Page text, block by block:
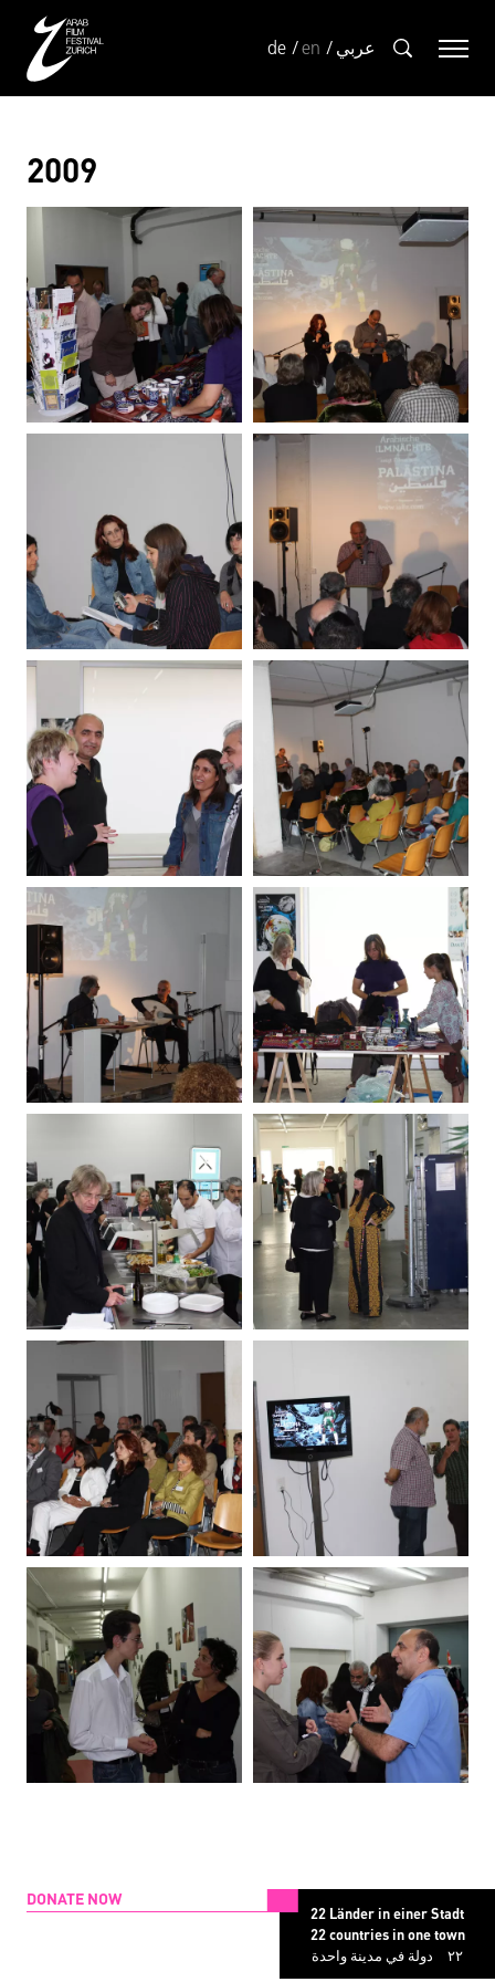
de en عربي
2009
DONATE NOW
22 Länder in einer Stadt
22 countries in one town
دولة في مدينة واحدة
۲۲